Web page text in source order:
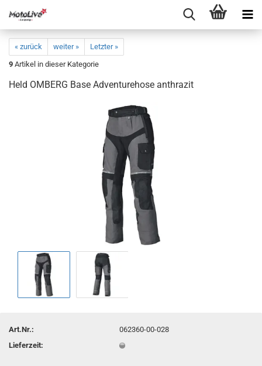
« zurück weiter »
Letzter »
9 Artikel in dieser Kategorie
Held OMBERG Base Adventurehose anthrazit
Art.Nr.:
062360-00-028
Lieferzeit: